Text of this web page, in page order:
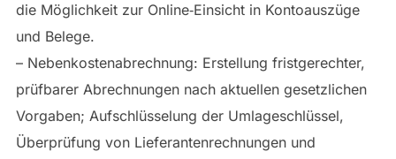
die Möglichkeit zur Online‑Einsicht in Kontoauszüge
und Belege.
– Nebenkostenabrechnung: Erstellung fristgerechter,
prüfbarer Abrechnungen nach aktuellen gesetzlichen
Vorgaben; Aufschlüsselung der Umlageschlüssel,
Überprüfung von Lieferantenrechnungen und